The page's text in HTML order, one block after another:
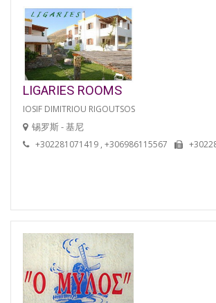
LIGARIES ROOMS
IOSIF DIMITRIOU RIGOUTSOS
锡罗斯 - 基尼
+302281071419 , +306986115567